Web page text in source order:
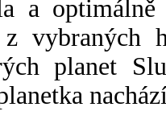
a
vybraných
planet